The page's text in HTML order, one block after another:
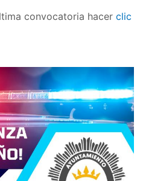
convocatoria hacer clic